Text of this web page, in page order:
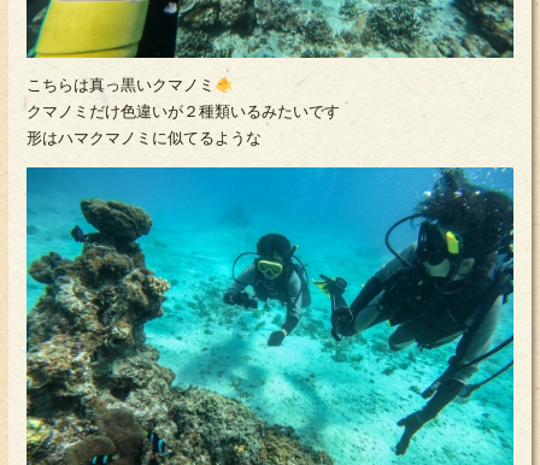
こちらは真っ黒いクマノミ
クマノミだけ色違いが２種類いるみたいです
形はハマクマノミに似てるような